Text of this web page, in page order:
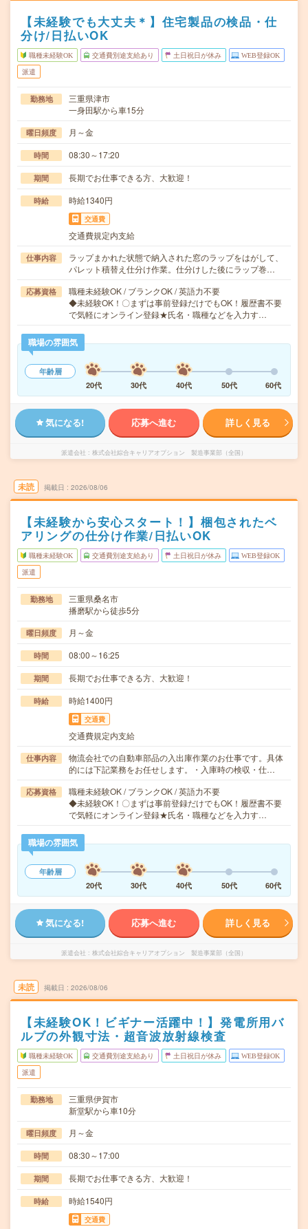
【未経験でも大丈夫＊】住宅製品の検品・仕
分け/日払いOK
職種未経験OK 交通費別途支給あり 土日祝日が休み WEB登録OK
派遣
勤務地
三重県津市
一身田駅から車15分
曜日頻度 月～金
時間 08:30～17:20
期間 長期でお仕事できる方、大歓迎！
時給 時給1340円
交通費
交通費規定内支給
仕事内容
ラップまかれた状態で納入された窓のラップをはがして、
パレット積替え仕分け作業。仕分けした後にラップ巻…
応募資格
職種未経験OK / ブランクOK / 英語力不要
◆未経験OK！〇まずは事前登録だけでもOK！履歴書不要
で気軽にオンライン登録★氏名・職種などを入力す…
職場の雰囲気
年齢層
20代
30代 40代 50代 60代
気になる! 応募へ進む 詳しく見る
派遣会社 株式会社綜合キャリアオプション 製造事業部（全国）
未読 掲載日 2026/08/06
【未経験から安心スタート！】梱包されたベ
アリングの仕分け作業/日払いOK
職種未経験OK 交通費別途支給あり 土日祝日が休み WEB登録OK
派遣
勤務地
三重県桑名市
播磨駅から徒歩5分
曜日頻度 月～金
時間 08:00～16:25
期間 長期でお仕事できる方、大歓迎！
時給 時給1400円
交通費
交通費規定内支給
仕事内容
物流会社での自動車部品の入出庫作業のお仕事です。具体
的には下記業務をお任せします。・入庫時の検収・仕…
応募資格
職種未経験OK / ブランクOK / 英語力不要
◆未経験OK！〇まずは事前登録だけでもOK！履歴書不要
で気軽にオンライン登録★氏名・職種などを入力す…
職場の雰囲気
年齢層
20代
30代 40代 50代 60代
気になる! 応募へ進む 詳しく見る
派遣会社 株式会社綜合キャリアオプション 製造事業部（全国）
未読 掲載日 2026/08/06
【未経験OK！ビギナー活躍中！】発電所用バ
ルブの外観寸法・超音波放射線検査
職種未経験OK 交通費別途支給あり 土日祝日が休み WEB登録OK
派遣
勤務地
三重県伊賀市
新堂駅から車10分
曜日頻度 月～金
時間 08:30～17:00
期間 長期でお仕事できる方、大歓迎！
時給 時給1540円
交通費